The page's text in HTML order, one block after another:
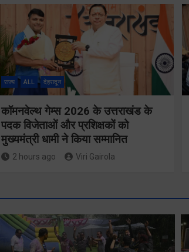
राज्य ALL देहरादून
कॉमनवेल्थ गेम्स 2026 के उत्तराखंड के
पदक विजेताओं और प्रशिक्षकों को
मुख्यमंत्री धामी ने किया सम्मानित
2 hours ago Viri Gairola
मतदाता सुनवाई में